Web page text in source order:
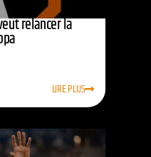
relancer la
LIRE PLUS